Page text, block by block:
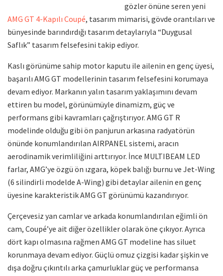
gözler önüne seren yeni
AMG GT 4-Kapılı Coupé, tasarım mimarisi, gövde orantıları ve
bünyesinde barındırdığı tasarım detaylarıyla “Duygusal
Saflık” tasarım felsefesini takip ediyor.
Kaslı görünüme sahip motor kaputu ile ailenin en genç üyesi,
başarılı AMG GT modellerinin tasarım felsefesini korumaya
devam ediyor. Markanın yalın tasarım yaklaşımını devam
ettiren bu model, görünümüyle dinamizm, güç ve
performans gibi kavramları çağrıştırıyor. AMG GT R
modelinde olduğu gibi ön panjurun arkasına radyatörün
önünde konumlandırılan AIRPANEL sistemi, aracın
aerodinamik verimliliğini arttırıyor. İnce MULTIBEAM LED
farlar, AMG’ye özgü ön ızgara, köpek balığı burnu ve Jet-Wing
(6 silindirli modelde A-Wing) gibi detaylar ailenin en genç
üyesine karakteristik AMG GT görünümü kazandırıyor.
Çerçevesiz yan camlar ve arkada konumlandırılan eğimli ön
cam, Coupé’ye ait diğer özellikler olarak öne çıkıyor. Ayrıca
dört kapı olmasına rağmen AMG GT modeline has siluet
korunmaya devam ediyor. Güçlü omuz çizgisi kadar şişkin ve
dışa doğru çıkıntılı arka çamurluklar güç ve performansa